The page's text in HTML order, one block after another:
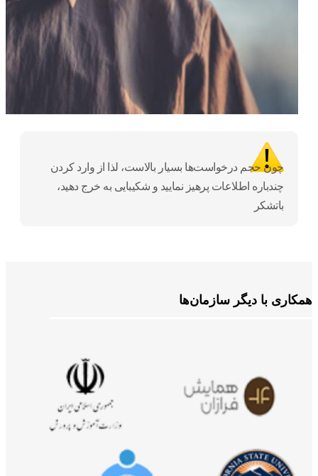
چون حجم درخواست‌ها بسیار بالاست، لذا از وارد کردن
چندباره اطلاعات پرهیز نمایید و شکیبایی به خرج دهید،
باتشکر
با دیگر سازمان‌ها